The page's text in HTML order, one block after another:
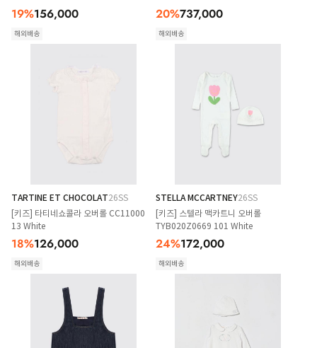
19%156,000
해외배송
20%737,000
해외배송
TARTINE ET CHOCOLAT26SS
[키즈] 타티네쇼콜라 오버롤 CC11000
13 White
18%126,000
해외배송
STELLA MCCARTNEY26SS
[키즈] 스텔라 맥카트니 오버롤
TYB020Z0669 101 White
24%172,000
해외배송